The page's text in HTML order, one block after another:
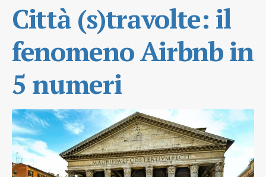
Città (s)travolte: il
fenomeno Airbnb in
5 numeri